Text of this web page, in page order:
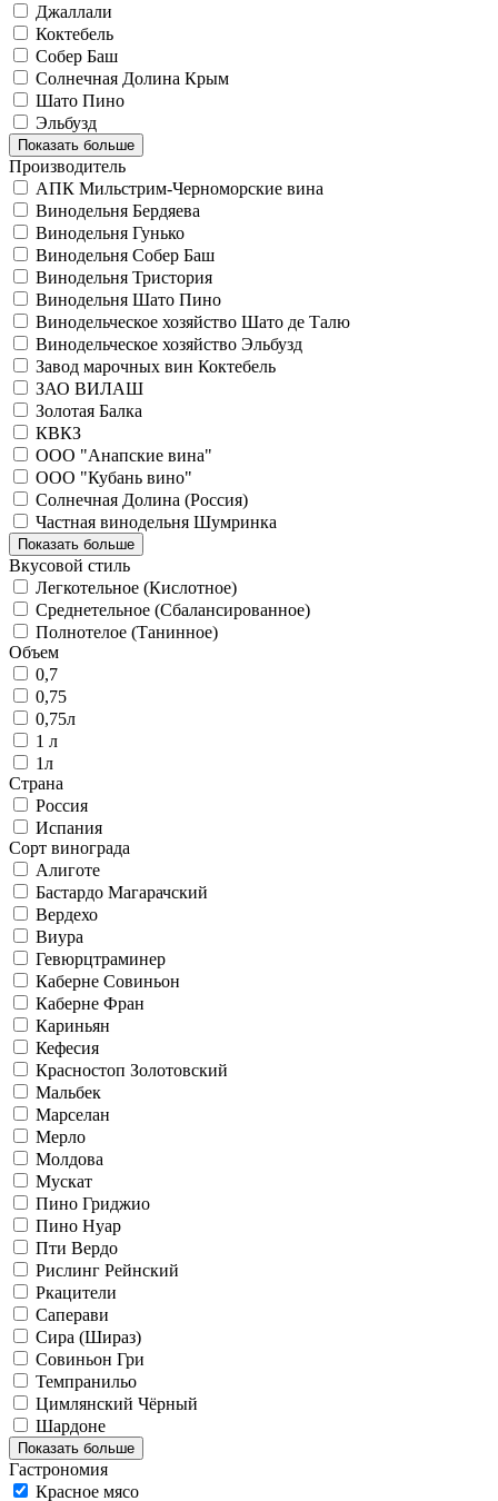
Джаллали
Коктебель
Собер Баш
Солнечная Долина Крым
Шато Пино
Эльбузд
Показать больше
Производитель
АПК Мильстрим-Черноморские вина
Винодельня Бердяева
Винодельня Гунько
Винодельня Собер Баш
Винодельня Тристория
Винодельня Шато Пино
Винодельческое хозяйство Шато де Талю
Винодельческое хозяйство Эльбузд
Завод марочных вин Коктебель
ЗАО ВИЛАШ
Золотая Балка
КВКЗ
ООО "Анапские вина"
ООО "Кубань вино"
Солнечная Долина (Россия)
Частная винодельня Шумринка
Показать больше
Вкусовой стиль
Легкотельное (Кислотное)
Среднетельное (Сбалансированное)
Полнотелое (Танинное)
Объем
0,7
0,75
0,75л
1 л
1л
Страна
Россия
Испания
Сорт винограда
Алиготе
Бастардо Магарачский
Вердехо
Виура
Гевюрцтраминер
Каберне Совиньон
Каберне Фран
Кариньян
Кефесия
Красностоп Золотовский
Мальбек
Марселан
Мерло
Молдова
Мускат
Пино Гриджио
Пино Нуар
Пти Вердо
Рислинг Рейнский
Ркацители
Саперави
Сира (Шираз)
Совиньон Гри
Темпранильо
Цимлянский Чёрный
Шардоне
Показать больше
Гастрономия
Красное мясо